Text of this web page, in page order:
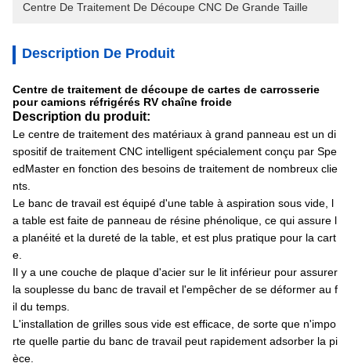
Centre De Traitement De Découpe CNC De Grande Taille
Description De Produit
Centre de traitement de découpe de cartes de carrosserie
pour camions réfrigérés RV chaîne froide
Description du produit:
Le centre de traitement des matériaux à grand panneau est un di
spositif de traitement CNC intelligent spécialement conçu par Spe
edMaster en fonction des besoins de traitement de nombreux clie
nts.
Le banc de travail est équipé d'une table à aspiration sous vide, l
a table est faite de panneau de résine phénolique, ce qui assure l
a planéité et la dureté de la table, et est plus pratique pour la cart
e.
Il y a une couche de plaque d'acier sur le lit inférieur pour assurer
la souplesse du banc de travail et l'empêcher de se déformer au f
il du temps.
L'installation de grilles sous vide est efficace, de sorte que n'impo
rte quelle partie du banc de travail peut rapidement adsorber la pi
èce.